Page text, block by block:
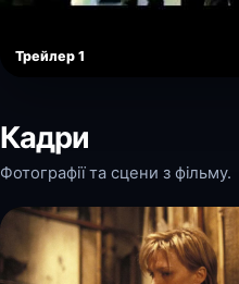
Трейлер 1
Кадри
Фотографії та сцени з фільму.